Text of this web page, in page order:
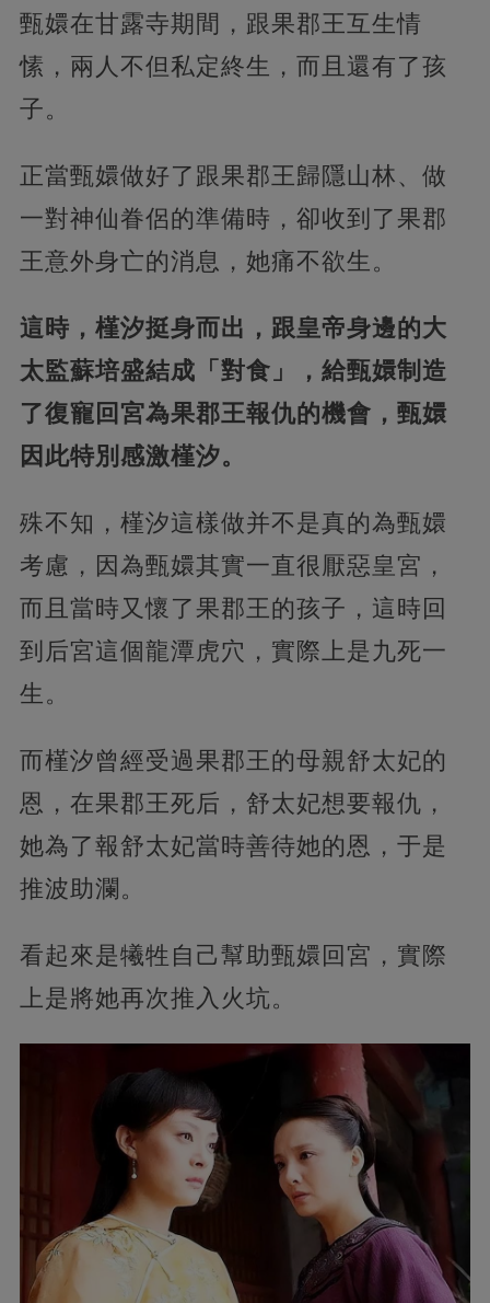
甄嬛在甘露寺期間，跟果郡王互生情
愫，兩人不但私定終生，而且還有了孩
子。
正當甄嬛做好了跟果郡王歸隱山林、做
一對神仙眷侶的準備時，卻收到了果郡
王意外身亡的消息，她痛不欲生。
這時，槿汐挺身而出，跟皇帝身邊的大
太監蘇培盛結成「對食」，給甄嬛制造
了復寵回宮為果郡王報仇的機會，甄嬛
因此特別感激槿汐。
殊不知，槿汐這樣做并不是真的為甄嬛
考慮，因為甄嬛其實一直很厭惡皇宮，
而且當時又懷了果郡王的孩子，這時回
到后宮這個龍潭虎穴，實際上是九死一
生。
而槿汐曾經受過果郡王的母親舒太妃的
恩，在果郡王死后，舒太妃想要報仇，
她為了報舒太妃當時善待她的恩，于是
推波助瀾。
看起來是犧牲自己幫助甄嬛回宮，實際
上是將她再次推入火坑。